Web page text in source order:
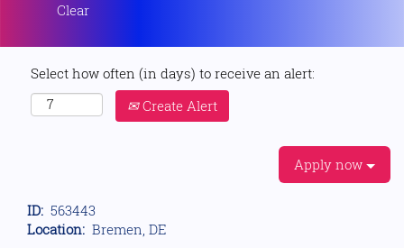
Clear
Select how often (in days) to receive an alert:
Create Alert
Apply now
ID: 563443
Location: Bremen, DE